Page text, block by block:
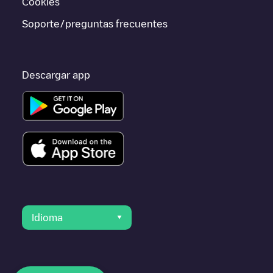
Soporte/preguntas frecuentes
Descargar app
Idioma